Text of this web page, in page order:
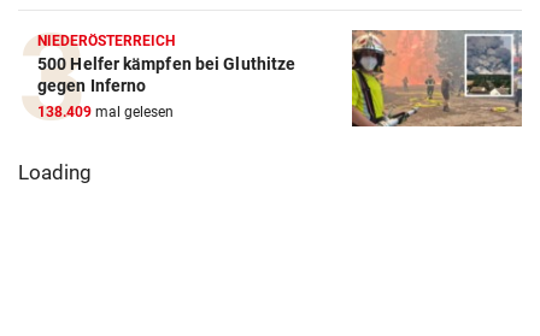
NIEDERÖSTERREICH
500 Helfer kämpfen bei Gluthitze
gegen Inferno
138.409 mal gelesen
Loading